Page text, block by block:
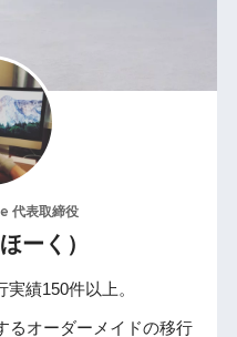
代表取締役
ーく）
績150件以上。
るオーダーメイドの移行